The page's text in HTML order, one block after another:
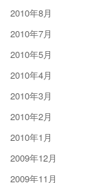
2010年8月
2010年7月
2010年5月
2010年4月
2010年3月
2010年2月
2010年1月
2009年12月
2009年11月